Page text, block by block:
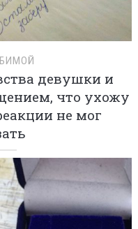
девушки и
что ухожу
не мог